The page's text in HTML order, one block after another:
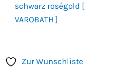
schwarz roségold [
VAROBATH ]
Zur Wunschliste